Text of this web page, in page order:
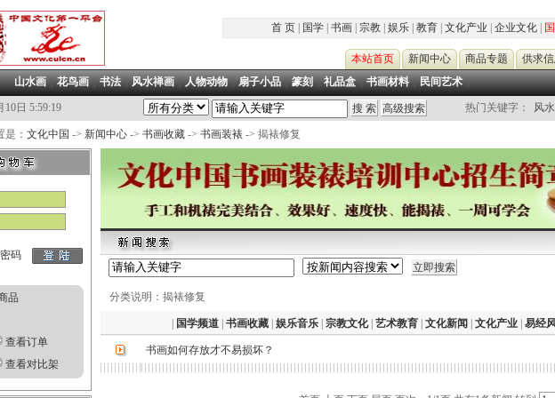
首 页| 国学| 书画| 宗教| 娱乐| 教育| 文化产业 企业文化|
本站首页 新闻中心 商品专题
供求
山水画|花鸟画|书法|风水禅画|人物动物|扇子小品|篆刻 |礼品盒|书画材料|民间艺术|
10日 5:59:19 热门关键字： 风水
： 文化中国 -> 新闻中心 -> 书画收藏 -> 书画装裱 -> 揭裱修复
码
品
查看订单
查看对比架
分类说明：揭裱修复
国学频道 书画收藏 娱乐音乐 宗教文化| 艺术教育 文化新闻 文化产业 易经
书画如何存放才不易损坏？